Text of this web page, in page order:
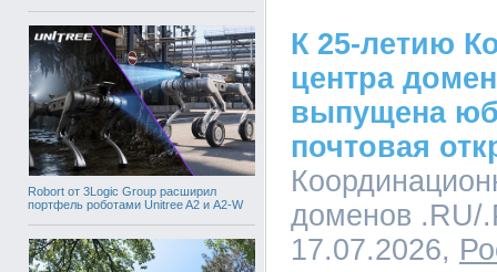
Robort от 3Logic Group расширил
портфель роботами Unitree A2 и A2-W
К 25-летию
центра
выпущена
почтовая
доменов .RU/
17.07.2026,